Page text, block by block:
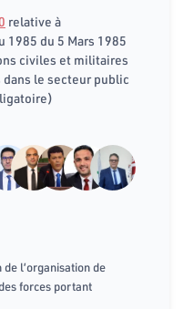
relative à
1985 du 5 Mars 1985
civiles et militaires
le secteur public
de l’organisation de
forces portant